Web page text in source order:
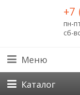
+7
пн-
сб-
Меню
Каталог